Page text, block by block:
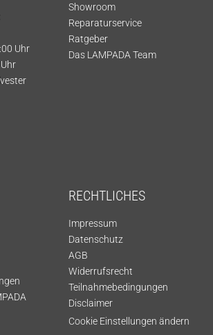
Uhr
Showroom
Reparaturservice
Ratgeber
Das LAMPADA Team
RECHTLICHES
Impressum
Datenschutz
AGB
Widerrufsrecht
Teilnahmebedingungen
Disclaimer
Cookie Einstellungen ändern